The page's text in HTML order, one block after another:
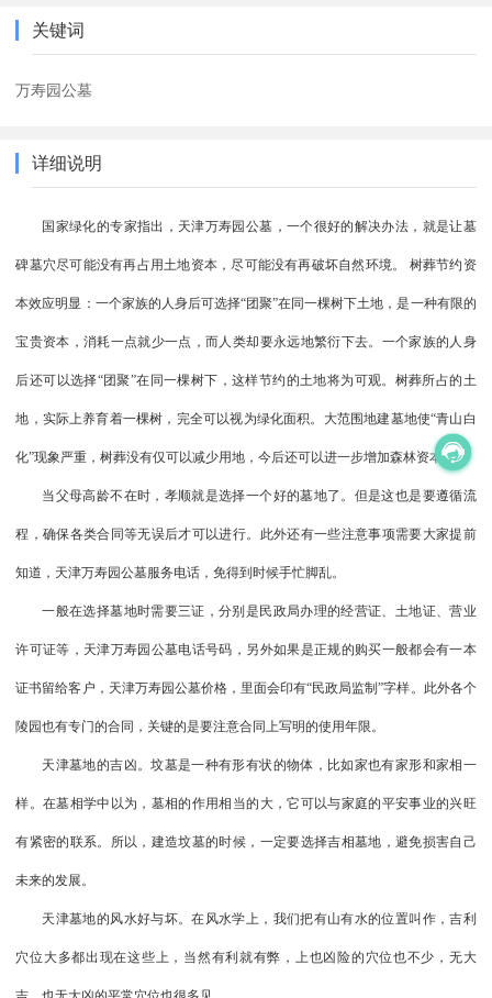
关键词
万寿园公墓
详细说明
国家绿化的专家指出，天津万寿园公墓，一个很好的解决办法，就是让墓
碑墓穴尽可能没有再占用土地资本，尽可能没有再破坏自然环境。 树葬节约资
本效应明显：一个家族的人身后可选择“团聚”在同一棵树下土地，是一种有限的
宝贵资本，消耗一点就少一点，而人类却要永远地繁衍下去。一个家族的人身
后还可以选择“团聚”在同一棵树下，这样节约的土地将为可观。树葬所占的土
地，实际上养育着一棵树，完全可以视为绿化面积。大范围地建墓地使“青山白
化”现象严重，树葬没有仅可以减少用地，今后还可以进一步增加森林资本。
当父母高龄不在时，孝顺就是选择一个好的墓地了。但是这也是要遵循流
程，确保各类合同等无误后才可以进行。此外还有一些注意事项需要大家提前
知道，天津万寿园公墓服务电话，免得到时候手忙脚乱。
一般在选择墓地时需要三证，分别是民政局办理的经营证、土地证、营业
许可证等，天津万寿园公墓电话号码，另外如果是正规的购买一般都会有一本
证书留给客户，天津万寿园公墓价格，里面会印有“民政局监制”字样。此外各个
陵园也有专门的合同，关键的是要注意合同上写明的使用年限。
天津墓地的吉凶。坟墓是一种有形有状的物体，比如家也有家形和家相一
样。在墓相学中以为，墓相的作用相当的大，它可以与家庭的平安事业的兴旺
有紧密的联系。所以，建造坟墓的时候，一定要选择吉相墓地，避免损害自己
未来的发展。
天津墓地的风水好与坏。在风水学上，我们把有山有水的位置叫作，吉利
穴位大多都出现在这些上，当然有利就有弊，上也凶险的穴位也不少，无大